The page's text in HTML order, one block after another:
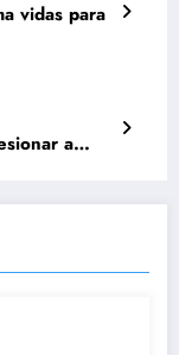
vidas para
a